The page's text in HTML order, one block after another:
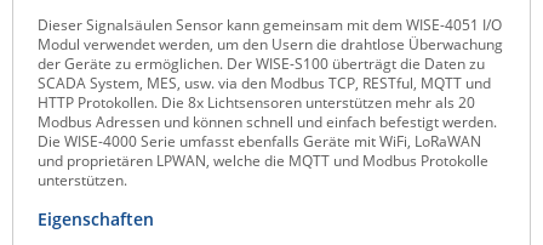
Unwired Networks
Vision
WATTECO
Westermo
Dieser Signalsäulen Sensor kann gemeinsam mit dem WISE-4051 I/O
Modul verwendet werden, um den Usern die drahtlose Überwachung
der Geräte zu ermöglichen. Der WISE-S100 überträgt die Daten zu
SCADA System, MES, usw. via den Modbus TCP, RESTful, MQTT und
HTTP Protokollen. Die 8x Lichtsensoren unterstützen mehr als 20
Modbus Adressen und können schnell und einfach befestigt werden.
Die WISE-4000 Serie umfasst ebenfalls Geräte mit WiFi, LoRaWAN
und proprietären LPWAN, welche die MQTT und Modbus Protokolle
unterstützen.
Eigenschaften